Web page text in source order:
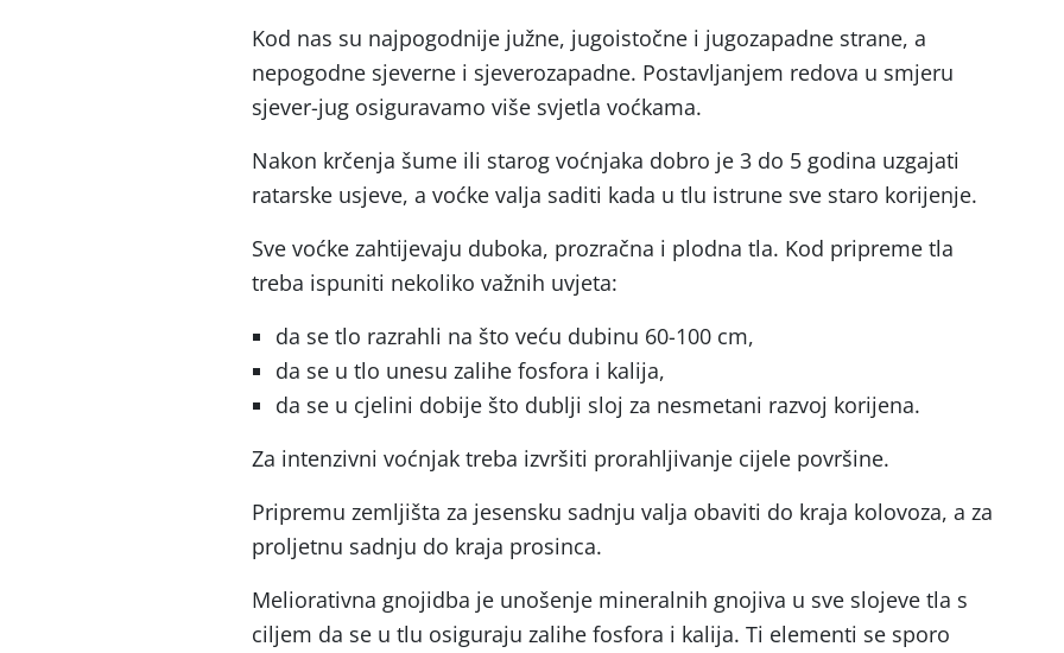
Kod nas su najpogodnije južne, jugoistočne i jugozapadne strane, a
nepogodne sjeverne i sjeverozapadne. Postavljanjem redova u smjeru
sjever-jug osiguravamo više svjetla voćkama.
Nakon krčenja šume ili starog voćnjaka dobro je 3 do 5 godina uzgajati
ratarske usjeve, a voćke valja saditi kada u tlu istrune sve staro korijenje.
Sve voćke zahtijevaju duboka, prozračna i plodna tla. Kod pripreme tla
treba ispuniti nekoliko važnih uvjeta:
da se tlo razrahli na što veću dubinu 60-100 cm,
da se u tlo unesu zalihe fosfora i kalija,
da se u cjelini dobije što dublji sloj za nesmetani razvoj korijena.
Za intenzivni voćnjak treba izvršiti prorahljivanje cijele površine.
Pripremu zemljišta za jesensku sadnju valja obaviti do kraja kolovoza, a za
proljetnu sadnju do kraja prosinca.
Meliorativna gnojidba je unošenje mineralnih gnojiva u sve slojeve tla s
ciljem da se u tlu osiguraju zalihe fosfora i kalija. Ti elementi se sporo